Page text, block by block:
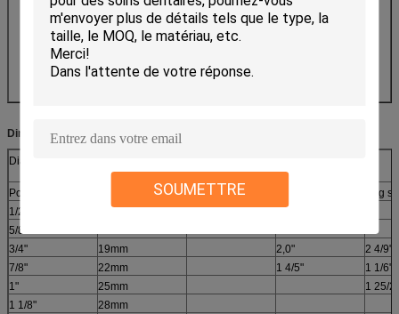
SOUMETTRE
comme barrière)
2.PBL : Tube stratifié par barrière en plastique (EVOH
comme barrière)
comme barrière)
4.CAL+ : Tube+ stratifié par Alunimium enduit
Dimension et capacité pour la référence
Diamètre de tube
Pouce
Toutes les longueurs de tube de Sanying
1/2 »
5/8"
3/4"
19mm 2,0"
2 4/9"
7/8"
22mm 1 4/5"
1 1/6"
1"
25mm
1 25/
1 1/8"
28mm